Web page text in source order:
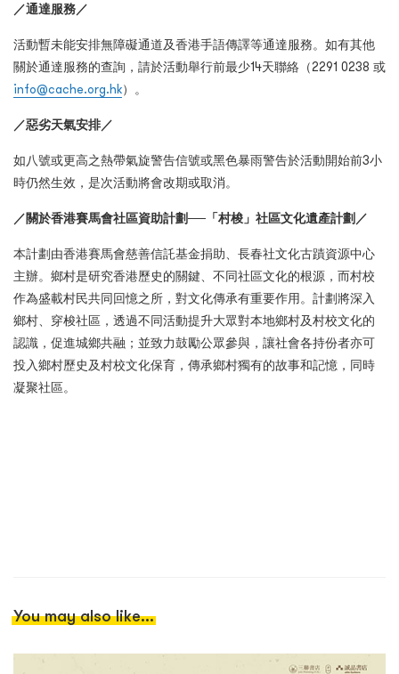
／通達服務／
活動暫未能安排無障礙通道及香港手語傳譯等通達服務。如有其他
關於通達服務的查詢，請於活動舉行前最少14天聯絡（2291 0238 或
info@cache.org.hk）。
／惡劣天氣安排／
如八號或更高之熱帶氣旋警告信號或黑色暴雨警告於活動開始前3小
時仍然生效，是次活動將會改期或取消。
／關於香港賽馬會社區資助計劃──「村梭」社區文化遺產計劃／
本計劃由香港賽馬會慈善信託基金捐助、長春社文化古蹟資源中心
主辦。鄉村是研究香港歷史的關鍵、不同社區文化的根源，而村校
作為盛載村民共同回憶之所，對文化傳承有重要作用。計劃將深入
鄉村、穿梭社區，透過不同活動提升大眾對本地鄉村及村校文化的
認識，促進城鄉共融；並致力鼓勵公眾參與，讓社會各持份者亦可
投入鄉村歷史及村校文化保育，傳承鄉村獨有的故事和記憶，同時
凝聚社區。
You may also like...